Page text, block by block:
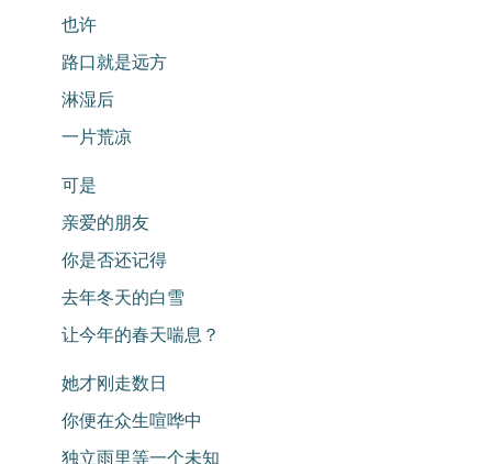
也许
路口就是远方
淋湿后
一片荒凉
可是
亲爱的朋友
你是否还记得
去年冬天的白雪
让今年的春天喘息？
她才刚走数日
你便在众生喧哗中
独立雨里等一个未知